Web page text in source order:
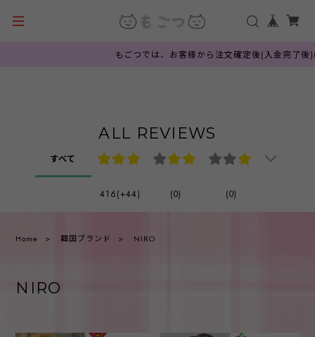
もごつでは、お客様から注文確定後(入金完了後
ALL REVIEWS
すべて
416(+44) (0) (0)
Home 韓国ブランド NIRO
NIRO